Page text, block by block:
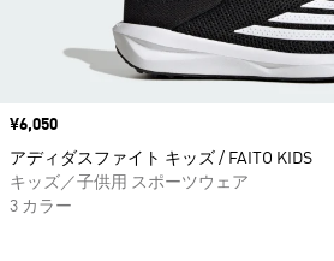
価格
¥6,050
アディダスファイト キッズ / FAITO KIDS
キッズ／子供用 スポーツウェア
3 カラー